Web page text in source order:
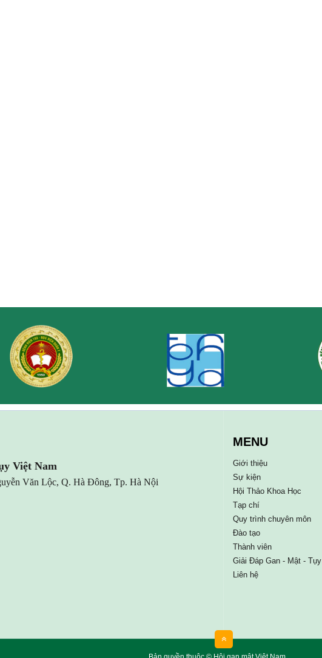
Việt Nam
Văn Lộc, Q. Hà Đông, Tp. Hà Nội
MENU
Giới thiệu
Sự kiện
Hội Thảo Khoa Học
Tạp chí
Quy trình chuyên môn
Đào tạo
Thành viên
Giải Đáp Gan - Mật - Tụy
Liên hệ